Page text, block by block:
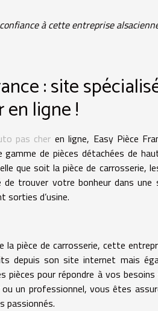
à cette entreprise
: site
ligne !
pas cher en ligne, Easy Pièce
gamme de pièces détachées de
que soit la pièce de carrosserie,
trouver votre bonheur dans
sorties d’usine.
pièce de carrosserie, cette
depuis son site internet mais
pièces pour répondre à vos
un professionnel, vous êtes
passionnés.